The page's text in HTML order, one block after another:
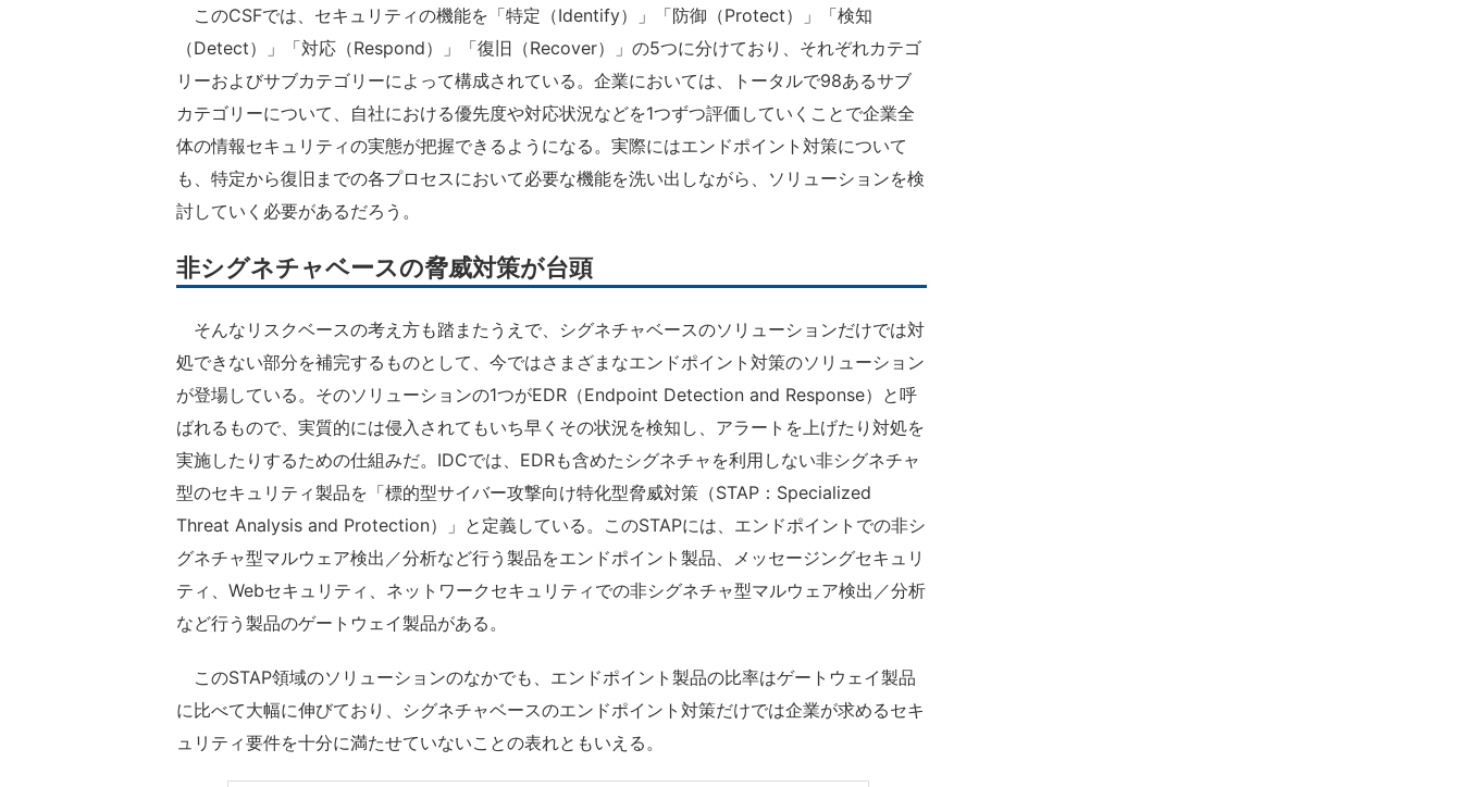
このCSFでは、セキュリティの機能を「特定（Identify）」「防御（Protect）」「検知
（Detect）」「対応（Respond）」「復旧（Recover）」の5つに分けており、それぞれカテゴ
リーおよびサブカテゴリーによって構成されている。企業においては、トータルで98あるサブ
カテゴリーについて、自社における優先度や対応状況などを1つずつ評価していくことで企業全
体の情報セキュリティの実態が把握できるようになる。実際にはエンドポイント対策について
も、特定から復旧までの各プロセスにおいて必要な機能を洗い出しながら、ソリューションを検
討していく必要があるだろう。
非シグネチャベースの脅威対策が台頭
そんなリスクベースの考え方も踏またうえで、シグネチャベースのソリューションだけでは対
処できない部分を補完するものとして、今ではさまざまなエンドポイント対策のソリューション
が登場している。そのソリューションの1つがEDR（Endpoint Detection and Response）と呼
ばれるもので、実質的には侵入されてもいち早くその状況を検知し、アラートを上げたり対処を
実施したりするための仕組みだ。IDCでは、EDRも含めたシグネチャを利用しない非シグネチャ
型のセキュリティ製品を「標的型サイバー攻撃向け特化型脅威対策（STAP：Specialized
Threat Analysis and Protection）」と定義している。このSTAPには、エンドポイントでの非シ
グネチャ型マルウェア検出／分析など行う製品をエンドポイント製品、メッセージングセキュリ
ティ、Webセキュリティ、ネットワークセキュリティでの非シグネチャ型マルウェア検出／分析
など行う製品のゲートウェイ製品がある。
このSTAP領域のソリューションのなかでも、エンドポイント製品の比率はゲートウェイ製品
に比べて大幅に伸びており、シグネチャベースのエンドポイント対策だけでは企業が求めるセキ
ュリティ要件を十分に満たせていないことの表れともいえる。